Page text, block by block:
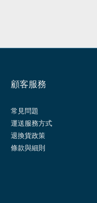
顧客服務
常見問題
運送服務方式
退換貨政策
條款與細則